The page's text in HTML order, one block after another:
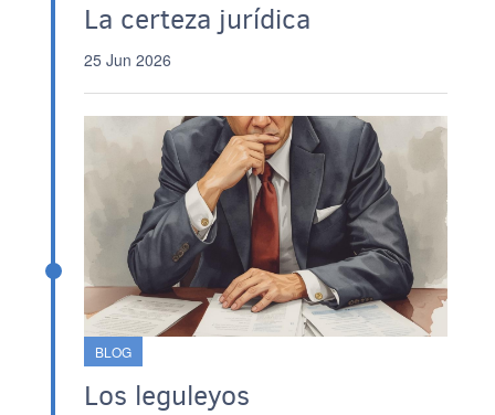
La certeza jurídica
25 Jun 2026
BLOG
Los leguleyos